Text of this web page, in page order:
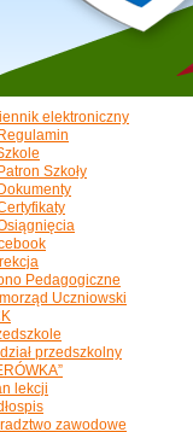
elektroniczny
Regulamin
Patron Szkoły
Dokumenty
Pedagogiczne
Uczniowski
przedszkolny
lekcji
zawodowe